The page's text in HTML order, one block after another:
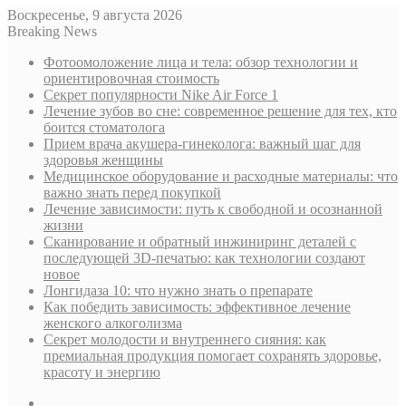
Воскресенье, 9 августа 2026
Breaking News
Фотоомоложение лица и тела: обзор технологии и
ориентировочная стоимость
Секрет популярности Nike Air Force 1
Лечение зубов во сне: современное решение для тех, кто
боится стоматолога
Прием врача акушера-гинеколога: важный шаг для
здоровья женщины
Медицинское оборудование и расходные материалы: что
важно знать перед покупкой
Лечение зависимости: путь к свободной и осознанной
жизни
Сканирование и обратный инжиниринг деталей с
последующей 3D-печатью: как технологии создают
новое
Лонгидаза 10: что нужно знать о препарате
Как победить зависимость: эффективное лечение
женского алкоголизма
Секрет молодости и внутреннего сияния: как
премиальная продукция помогает сохранять здоровье,
красоту и энергию